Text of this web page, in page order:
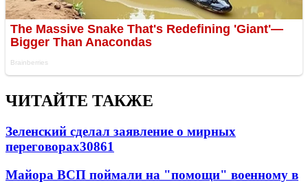
ЧИТАЙТЕ ТАКЖЕ
Зеленский сделал заявление о мирных
переговорах30861
Майора ВСП поймали на "помощи" военному в